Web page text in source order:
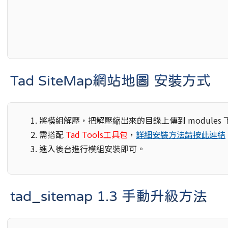
Tad SiteMap網站地圖 安裝方式
將模組解壓，把解壓縮出來的目錄上傳到 modules
需搭配 Tad Tools工具包 ， 詳細安裝方法請按此連結
進入後台進行模組安裝即可。
tad_sitemap 1.3 手動升級方法